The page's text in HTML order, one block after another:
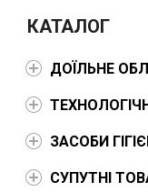
КАТАЛОГ
ДОЇЛЬНЕ
ЗАСОБИ
СУПУТНІ